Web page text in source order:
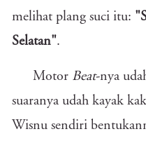
melihat plang suci itu:
Selatan".
Motor Beat-nya
suaranya udah kayak
Wisnu sendiri